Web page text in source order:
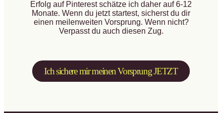
Erfolg auf Pinterest schätze ich daher auf 6-12
Monate. Wenn du jetzt startest, sicherst du dir
einen meilenweiten Vorsprung. Wenn nicht?
Verpasst du auch diesen Zug.
Ich sichere mir meinen Vorsprung JETZT